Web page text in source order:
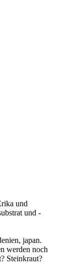
und
und -
japan.
werden noch
Steinkraut?